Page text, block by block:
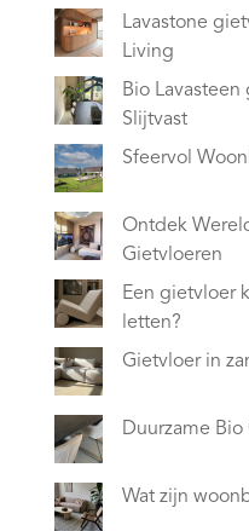
Lavastone
Living
Bio
Slijtvast
Sfeervol
Ontdek
Gietvloeren
Een gietvloer
letten?
Gietvloer in
Duurzame
Wat zijn